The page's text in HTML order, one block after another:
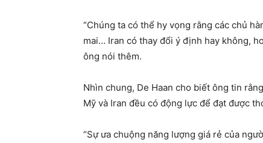
“Chúng ta có thể hy vọng rằng các chủ
mai… Iran có thay đổi ý định hay không,
ông nói thêm.
Nhìn chung, De Haan cho biết ông tin
Mỹ và Iran đều có động lực để đạt được
“Sự ưa chuộng năng lượng giá rẻ của